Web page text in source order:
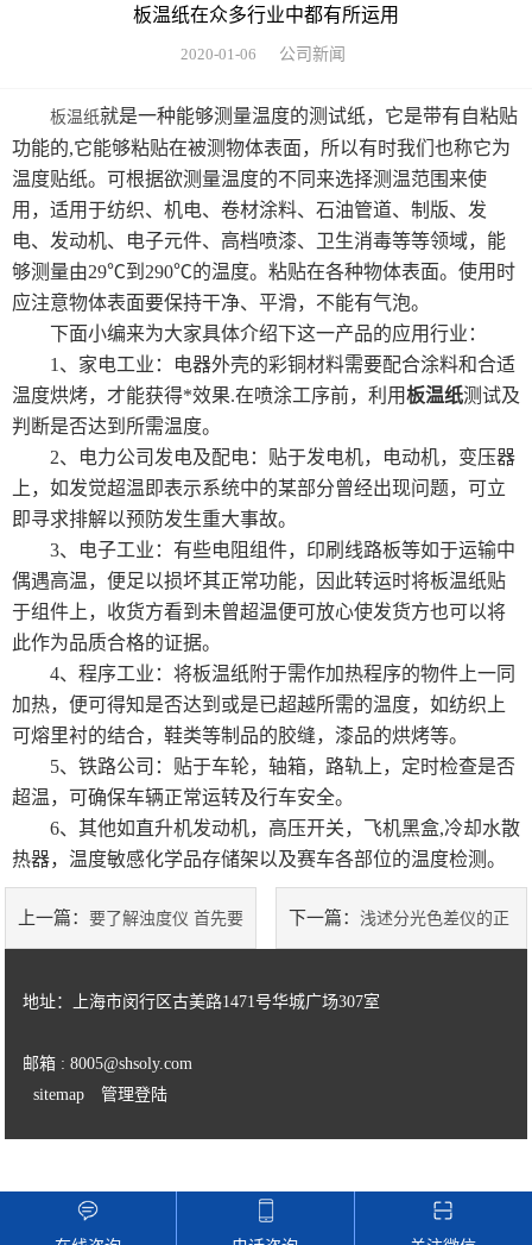
HORIBA（过程&环境）
试剂胶水耗材
美国TPS
日本爱泰克（ETAC）
英国ELGA超纯水机
美国MOCON
美国SCS
德国马尔
日本东上热学
柴田科学
MAAG玛格仪器
德国烘箱
日本三菱化学
进口色差仪
显微测厚仪
thermax测温纸
德国 IKA艾卡
板温纸在众多行业中都有所运用
2020-01-06 公司新闻
板温纸就是一种能够测量温度的测试纸，它是带有自粘贴
功能的,它能够粘贴在被测物体表面，所以有时我们也称它为
温度贴纸。可根据欲测量温度的不同来选择测温范围来使
用，适用于纺织、机电、卷材涂料、石油管道、制版、发
电、发动机、电子元件、高档喷漆、卫生消毒等等领域，能
够测量由29℃到290℃的温度。粘贴在各种物体表面。使用时
应注意物体表面要保持干净、平滑，不能有气泡。
下面小编来为大家具体介绍下这一产品的应用行业：
1、家电工业：电器外壳的彩铜材料需要配合涂料和合适
温度烘烤，才能获得*效果.在喷涂工序前，利用板温纸测试及
判断是否达到所需温度。
2、电力公司发电及配电：贴于发电机，电动机，变压器
上，如发觉超温即表示系统中的某部分曾经出现问题，可立
即寻求排解以预防发生重大事故。
3、电子工业：有些电阻组件，印刷线路板等如于运输中
偶遇高温，便足以损坏其正常功能，因此转运时将板温纸贴
于组件上，收货方看到未曾超温便可放心使发货方也可以将
此作为品质合格的证据。
4、程序工业：将板温纸附于需作加热程序的物件上一同
加热，便可得知是否达到或是已超越所需的温度，如纺织上
可熔里衬的结合，鞋类等制品的胶缝，漆品的烘烤等。
5、铁路公司：贴于车轮，轴箱，路轨上，定时检查是否
超温，可确保车辆正常运转及行车安全。
6、其他如直升机发动机，高压开关，飞机黑盒,冷却水散
热器，温度敏感化学品存储架以及赛车各部位的温度检测。
上一篇：要了解浊度仪 首先要 下一篇： 浅述分光色差仪的正
地址：上海市闵行区古美路1471号华城广场307室
邮箱 : 8005@shsoly.com
sitemap
管理登陆